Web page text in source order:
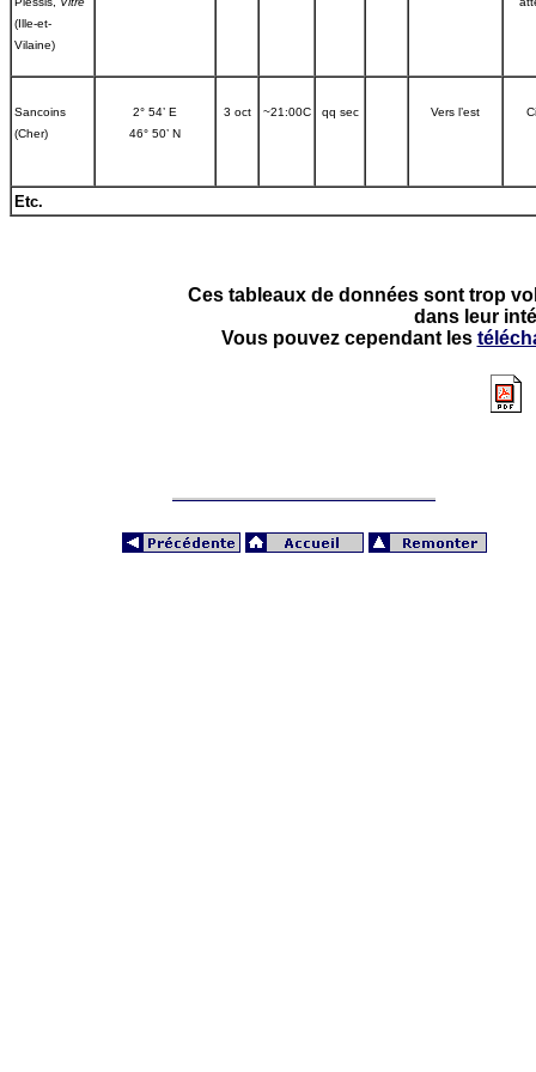
(Ille-et-
Vilaine)
Sancoins
(Cher)
2° 54’ E
46° 50’ N
3 oct ~21:00C qq sec Vers l’est
Etc.
Ces tableaux de données sont trop
dans leur
Vous pouvez cependant les